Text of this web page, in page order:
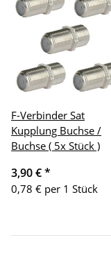
F-Verbinder Sat
Kupplung Buchse /
Buchse ( 5x Stück )
3,90 €*
0,78 € per 1 Stück